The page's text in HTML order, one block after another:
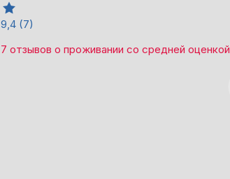
9,4 (7)
7 отзывов о проживании со средней оценкой